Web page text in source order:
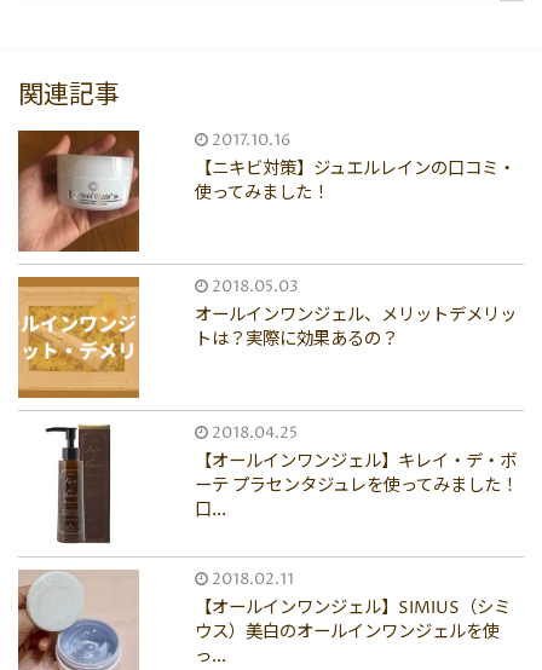
関連記事
2017.10.16
【ニキビ対策】ジュエルレインの口コミ・
使ってみました！
2018.05.03
オールインワンジェル、メリットデメリッ
トは？実際に効果あるの？
2018.04.25
【オールインワンジェル】キレイ・デ・ボ
ーテ プラセンタジュレを使ってみました！
口...
2018.02.11
【オールインワンジェル】SIMIUS（シミ
ウス）美白のオールインワンジェルを使
っ...